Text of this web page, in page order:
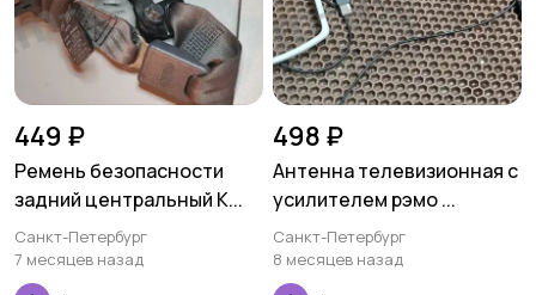
449 ₽
Ремень безопасности
задний центральный K...
Санкт-Петербург
7 месяцев назад
498 ₽
Антенна телевизионная с
усилителем рэмо ...
Санкт-Петербург
8 месяцев назад